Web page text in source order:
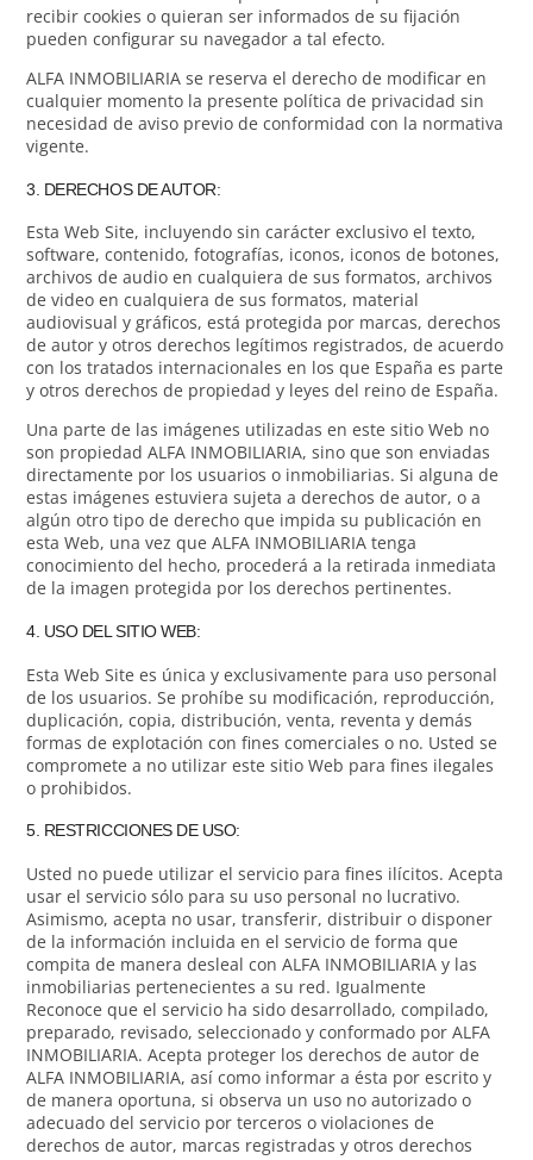
recibir cookies o quieran ser informados de su fijación
pueden configurar su navegador a tal efecto.
ALFA INMOBILIARIA se reserva el derecho de modificar en
cualquier momento la presente política de privacidad sin
necesidad de aviso previo de conformidad con la normativa
vigente.
3. DERECHOS DE AUTOR:
Esta Web Site, incluyendo sin carácter exclusivo el texto,
software, contenido, fotografías, iconos, iconos de botones,
archivos de audio en cualquiera de sus formatos, archivos
de video en cualquiera de sus formatos, material
audiovisual y gráficos, está protegida por marcas, derechos
de autor y otros derechos legítimos registrados, de acuerdo
con los tratados internacionales en los que España es parte
y otros derechos de propiedad y leyes del reino de España.
Una parte de las imágenes utilizadas en este sitio Web no
son propiedad ALFA INMOBILIARIA, sino que son enviadas
directamente por los usuarios o inmobiliarias. Si alguna de
estas imágenes estuviera sujeta a derechos de autor, o a
algún otro tipo de derecho que impida su publicación en
esta Web, una vez que ALFA INMOBILIARIA tenga
conocimiento del hecho, procederá a la retirada inmediata
de la imagen protegida por los derechos pertinentes.
4. USO DEL SITIO WEB:
Esta Web Site es única y exclusivamente para uso personal
de los usuarios. Se prohíbe su modificación, reproducción,
duplicación, copia, distribución, venta, reventa y demás
formas de explotación con fines comerciales o no. Usted se
compromete a no utilizar este sitio Web para fines ilegales
o prohibidos.
5. RESTRICCIONES DE USO:
Usted no puede utilizar el servicio para fines ilícitos. Acepta
usar el servicio sólo para su uso personal no lucrativo.
Asimismo, acepta no usar, transferir, distribuir o disponer
de la información incluida en el servicio de forma que
compita de manera desleal con ALFA INMOBILIARIA y las
inmobiliarias pertenecientes a su red. Igualmente
Reconoce que el servicio ha sido desarrollado, compilado,
preparado, revisado, seleccionado y conformado por ALFA
INMOBILIARIA. Acepta proteger los derechos de autor de
ALFA INMOBILIARIA, así como informar a ésta por escrito y
de manera oportuna, si observa un uso no autorizado o
adecuado del servicio por terceros o violaciones de
derechos de autor, marcas registradas y otros derechos